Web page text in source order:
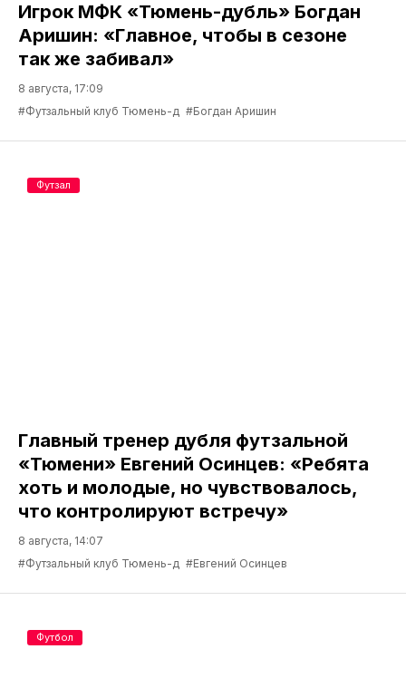
Игрок МФК «Тюмень-дубль» Богдан
Аришин: «Главное, чтобы в сезоне
так же забивал»
8 августа, 17:09
#Футзальный клуб Тюмень-д #Богдан Аришин
Главный тренер дубля футзальной
«Тюмени» Евгений Осинцев: «Ребята
хоть и молодые, но чувствовалось,
что контролируют встречу»
8 августа, 14:07
#Футзальный клуб Тюмень-д #Евгений Осинцев
Футзал
Футбол